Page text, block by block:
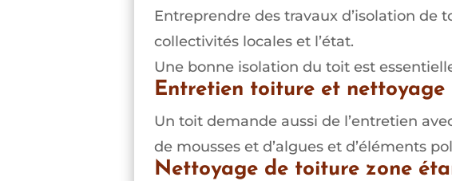
Entreprendre des travaux d’isolation de
collectivités locales et l’état.
Une bonne isolation du toit est
Entretien toiture et nettoyage
Un toit demande aussi de l’entretien
de mousses et d’algues et d’éléments
Nettoyage de toiture zone